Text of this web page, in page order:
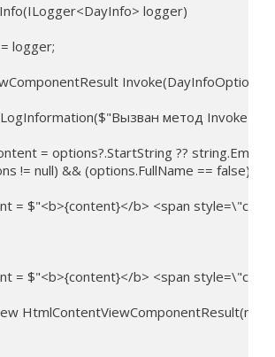
logger)
= logger;
Invoke(DayInfoOptions
метод Invoke
content = options?.StartString ?? string.Empty;
!= null) && (options.FullName == false))
= $"<b>{content}</b> <span
= $"<b>{content}</b> <span
new HtmlContentViewComponentResult(new